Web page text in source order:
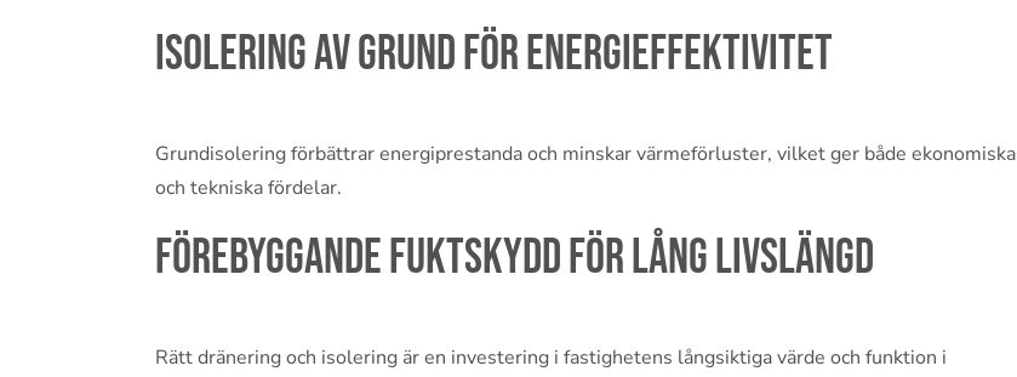
Isolering av grund för energieffektivitet
Grundisolering förbättrar energiprestanda och minskar värmeförluster, vilket ger både ekonomiska
och tekniska fördelar.
Förebyggande fuktskydd för lång livslängd
Rätt dränering och isolering är en investering i fastighetens långsiktiga värde och funktion i